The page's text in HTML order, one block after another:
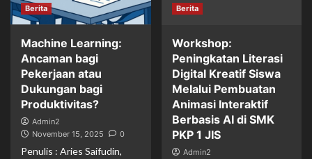
Berita
Machine Learning:
Ancaman bagi
Pekerjaan atau
Dukungan bagi
Produktivitas?
Admin2
November 15, 2025
0
Penulis : Aries Saifudin,
Berita
Workshop:
Peningkatan Literasi
Digital Kreatif Siswa
Melalui Pembuatan
Animasi Interaktif
Berbasis AI di SMK
PKP 1 JIS
Admin2